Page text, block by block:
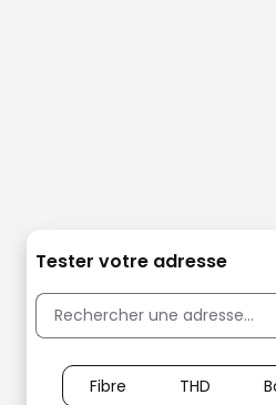
Tester votre adresse
Fibre THD